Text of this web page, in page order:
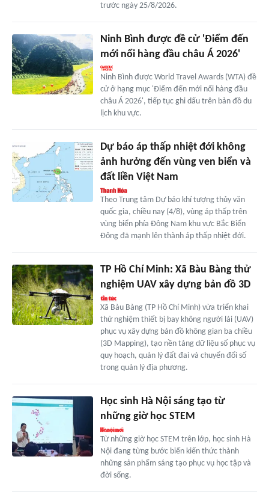
trước ngày 25/8/2026.
Ninh Bình được đề cử 'Điểm đến
mới nổi hàng đầu châu Á 2026'
Ninh Bình được World Travel Awards (WTA) đề
cử ở hạng mục 'Điểm đến mới nổi hàng đầu
châu Á 2026', tiếp tục ghi dấu trên bản đồ du
lịch khu vực.
Dự báo áp thấp nhiệt đới không
ảnh hưởng đến vùng ven biển và
đất liền Việt Nam
Theo Trung tâm Dự báo khí tượng thủy văn
quốc gia, chiều nay (4/8), vùng áp thấp trên
vùng biển phía Đông Nam khu vực Bắc Biển
Đông đã mạnh lên thành áp thấp nhiệt đới.
TP Hồ Chí Minh: Xã Bàu Bàng thử
nghiệm UAV xây dựng bản đồ 3D
Xã Bàu Bàng (TP Hồ Chí Minh) vừa triển khai
thử nghiệm thiết bị bay không người lái (UAV)
phục vụ xây dựng bản đồ không gian ba chiều
(3D Mapping), tạo nền tảng dữ liệu số phục vụ
quy hoạch, quản lý đất đai và chuyển đổi số
trong quản lý địa phương.
Học sinh Hà Nội sáng tạo từ
những giờ học STEM
Từ những giờ học STEM trên lớp, học sinh Hà
Nội đang từng bước biến kiến thức thành
những sản phẩm sáng tạo phục vụ học tập và
đời sống.